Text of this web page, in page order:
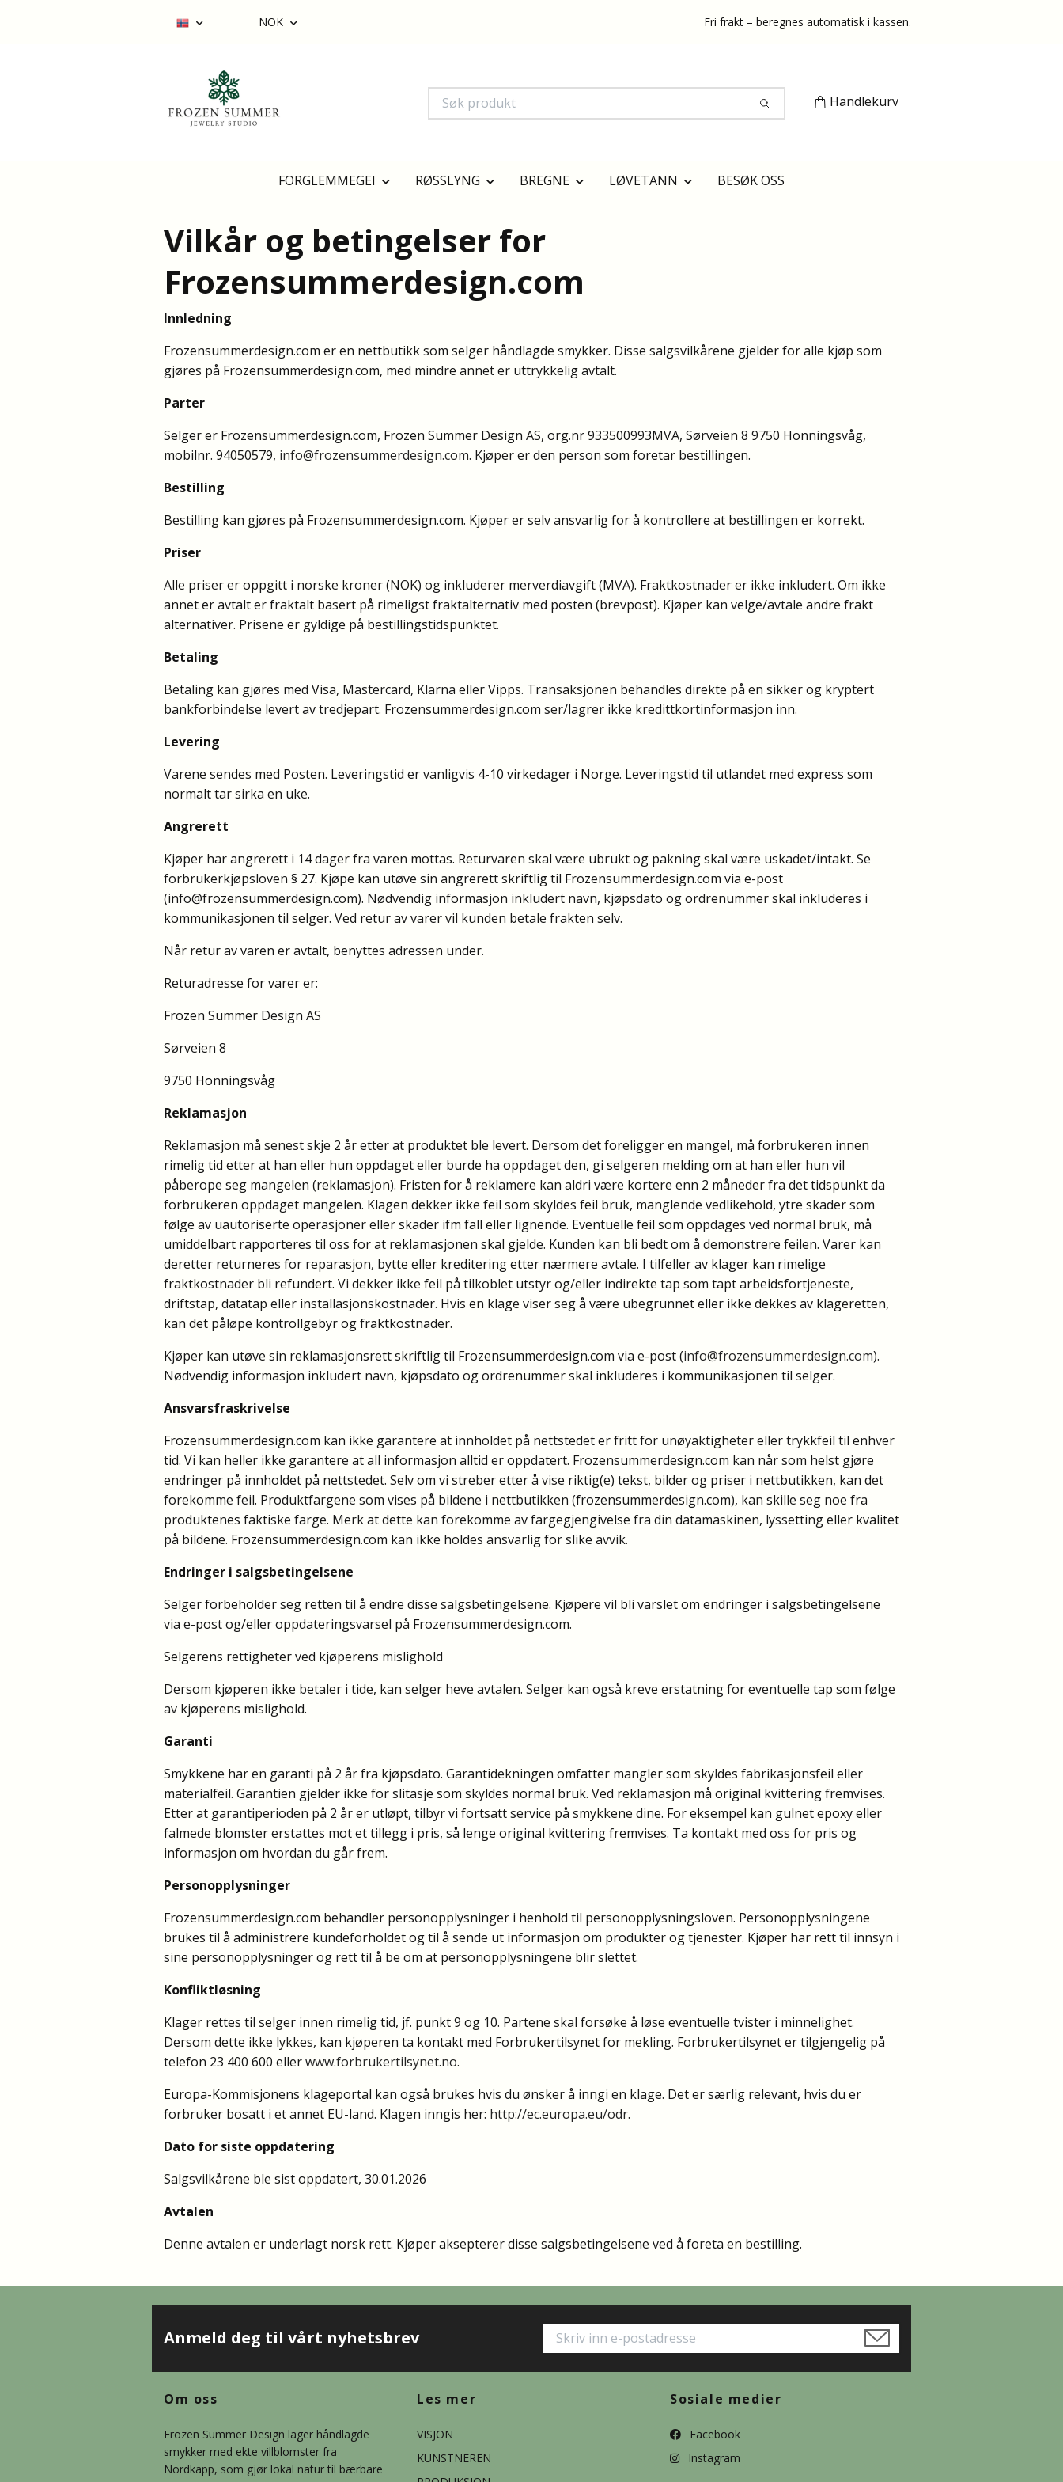
NOK Fri frakt – beregnes automatisk i kassen.
Handlekurv
FORGLEMMEGEI RØSSLYNG BREGNE LØVETANN BESØK OSS
Vilkår og betingelser for
Frozensummerdesign.com
Innledning
Frozensummerdesign.com er en nettbutikk som selger håndlagde smykker. Disse salgsvilkårene gjelder for alle kjøp som
gjøres på Frozensummerdesign.com, med mindre annet er uttrykkelig avtalt.
Parter
Selger er Frozensummerdesign.com, Frozen Summer Design AS, org.nr 933500993MVA, Sørveien 8 9750 Honningsvåg,
mobilnr. 94050579, info@frozensummerdesign.com. Kjøper er den person som foretar bestillingen.
Bestilling
Bestilling kan gjøres på Frozensummerdesign.com. Kjøper er selv ansvarlig for å kontrollere at bestillingen er korrekt.
Priser
Alle priser er oppgitt i norske kroner (NOK) og inkluderer merverdiavgift (MVA). Fraktkostnader er ikke inkludert. Om ikke
annet er avtalt er fraktalt basert på rimeligst fraktalternativ med posten (brevpost). Kjøper kan velge/avtale andre frakt
alternativer. Prisene er gyldige på bestillingstidspunktet.
Betaling
Betaling kan gjøres med Visa, Mastercard, Klarna eller Vipps. Transaksjonen behandles direkte på en sikker og kryptert
bankforbindelse levert av tredjepart. Frozensummerdesign.com ser/lagrer ikke kredittkortinformasjon inn.
Levering
Varene sendes med Posten. Leveringstid er vanligvis 4-10 virkedager i Norge. Leveringstid til utlandet med express som
normalt tar sirka en uke.
Angrerett
Kjøper har angrerett i 14 dager fra varen mottas. Returvaren skal være ubrukt og pakning skal være uskadet/intakt. Se
forbrukerkjøpsloven § 27. Kjøpe kan utøve sin angrerett skriftlig til Frozensummerdesign.com via e-post
(info@frozensummerdesign.com). Nødvendig informasjon inkludert navn, kjøpsdato og ordrenummer skal inkluderes i
kommunikasjonen til selger. Ved retur av varer vil kunden betale frakten selv.
Når retur av varen er avtalt, benyttes adressen under.
Returadresse for varer er:
Frozen Summer Design AS
Sørveien 8
9750 Honningsvåg
Reklamasjon
Reklamasjon må senest skje 2 år etter at produktet ble levert. Dersom det foreligger en mangel, må forbrukeren innen
rimelig tid etter at han eller hun oppdaget eller burde ha oppdaget den, gi selgeren melding om at han eller hun vil
påberope seg mangelen (reklamasjon). Fristen for å reklamere kan aldri være kortere enn 2 måneder fra det tidspunkt da
forbrukeren oppdaget mangelen. Klagen dekker ikke feil som skyldes feil bruk, manglende vedlikehold, ytre skader som
følge av uautoriserte operasjoner eller skader ifm fall eller lignende. Eventuelle feil som oppdages ved normal bruk, må
umiddelbart rapporteres til oss for at reklamasjonen skal gjelde. Kunden kan bli bedt om å demonstrere feilen. Varer kan
deretter returneres for reparasjon, bytte eller kreditering etter nærmere avtale. I tilfeller av klager kan rimelige
fraktkostnader bli refundert. Vi dekker ikke feil på tilkoblet utstyr og/eller indirekte tap som tapt arbeidsfortjeneste,
driftstap, datatap eller installasjonskostnader. Hvis en klage viser seg å være ubegrunnet eller ikke dekkes av klageretten,
kan det påløpe kontrollgebyr og fraktkostnader.
Kjøper kan utøve sin reklamasjonsrett skriftlig til Frozensummerdesign.com via e-post (info@frozensummerdesign.com).
Nødvendig informasjon inkludert navn, kjøpsdato og ordrenummer skal inkluderes i kommunikasjonen til selger.
Ansvarsfraskrivelse
Frozensummerdesign.com kan ikke garantere at innholdet på nettstedet er fritt for unøyaktigheter eller trykkfeil til enhver
tid. Vi kan heller ikke garantere at all informasjon alltid er oppdatert. Frozensummerdesign.com kan når som helst gjøre
endringer på innholdet på nettstedet. Selv om vi streber etter å vise riktig(e) tekst, bilder og priser i nettbutikken, kan det
forekomme feil. Produktfargene som vises på bildene i nettbutikken (frozensummerdesign.com), kan skille seg noe fra
produktenes faktiske farge. Merk at dette kan forekomme av fargegjengivelse fra din datamaskinen, lyssetting eller kvalitet
på bildene. Frozensummerdesign.com kan ikke holdes ansvarlig for slike avvik.
Endringer i salgsbetingelsene
Selger forbeholder seg retten til å endre disse salgsbetingelsene. Kjøpere vil bli varslet om endringer i salgsbetingelsene
via e-post og/eller oppdateringsvarsel på Frozensummerdesign.com.
Selgerens rettigheter ved kjøperens mislighold
Dersom kjøperen ikke betaler i tide, kan selger heve avtalen. Selger kan også kreve erstatning for eventuelle tap som følge
av kjøperens mislighold.
Garanti
Smykkene har en garanti på 2 år fra kjøpsdato. Garantidekningen omfatter mangler som skyldes fabrikasjonsfeil eller
materialfeil. Garantien gjelder ikke for slitasje som skyldes normal bruk. Ved reklamasjon må original kvittering fremvises.
Etter at garantiperioden på 2 år er utløpt, tilbyr vi fortsatt service på smykkene dine. For eksempel kan gulnet epoxy eller
falmede blomster erstattes mot et tillegg i pris, så lenge original kvittering fremvises. Ta kontakt med oss for pris og
informasjon om hvordan du går frem.
Personopplysninger
Frozensummerdesign.com behandler personopplysninger i henhold til personopplysningsloven. Personopplysningene
brukes til å administrere kundeforholdet og til å sende ut informasjon om produkter og tjenester. Kjøper har rett til innsyn i
sine personopplysninger og rett til å be om at personopplysningene blir slettet.
Konfliktløsning
Klager rettes til selger innen rimelig tid, jf. punkt 9 og 10. Partene skal forsøke å løse eventuelle tvister i minnelighet.
Dersom dette ikke lykkes, kan kjøperen ta kontakt med Forbrukertilsynet for mekling. Forbrukertilsynet er tilgjengelig på
telefon 23 400 600 ellerwww.forbrukertilsynet.no.
Europa-Kommisjonens klageportal kan også brukes hvis du ønsker å inngi en klage. Det er særlig relevant, hvis du er
forbruker bosatt i et annet EU-land. Klagen inngis her: http://ec.europa.eu/odr.
Dato for siste oppdatering
Salgsvilkårene ble sist oppdatert, 30.01.2026
Avtalen
Denne avtalen er underlagt norsk rett. Kjøper aksepterer disse salgsbetingelsene ved å foreta en bestilling.
Anmeld deg til vårt nyhetsbrev
Om oss
Frozen Summer Design lager håndlagde
smykker med ekte villblomster fra
Nordkapp, som gjør lokal natur til bærbare
Les mer
VISJON
KUNSTNEREN
Sosiale medier
Facebook
Instagram